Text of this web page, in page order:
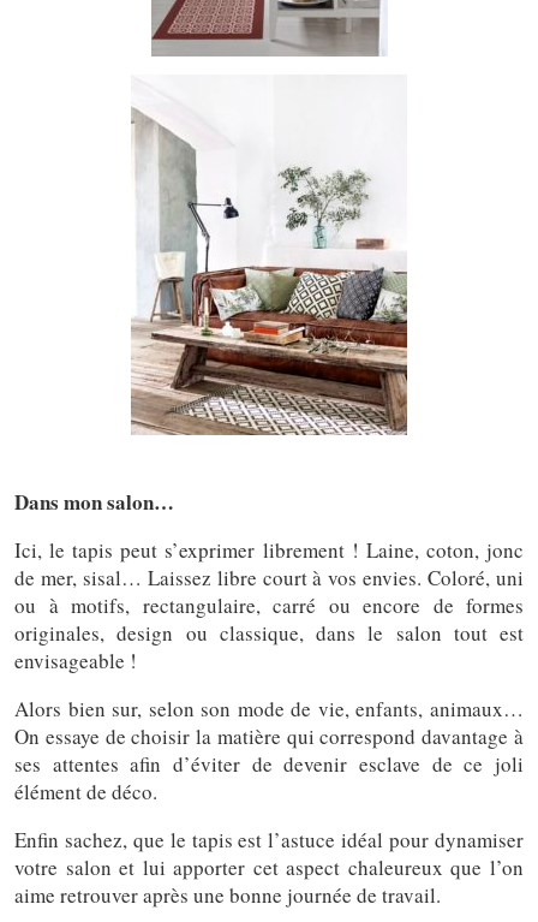
Dans mon salon…
Ici, le tapis peut s’exprimer librement ! Laine, coton, jonc
de mer, sisal… Laissez libre court à vos envies. Coloré, uni
ou à motifs, rectangulaire, carré ou encore de formes
originales, design ou classique, dans le salon tout est
envisageable !
Alors bien sur, selon son mode de vie, enfants, animaux…
On essaye de choisir la matière qui correspond davantage à
ses attentes afin d’éviter de devenir esclave de ce joli
élément de déco.
Enfin sachez, que le tapis est l’astuce idéal pour dynamiser
votre salon et lui apporter cet aspect chaleureux que l’on
aime retrouver après une bonne journée de travail.